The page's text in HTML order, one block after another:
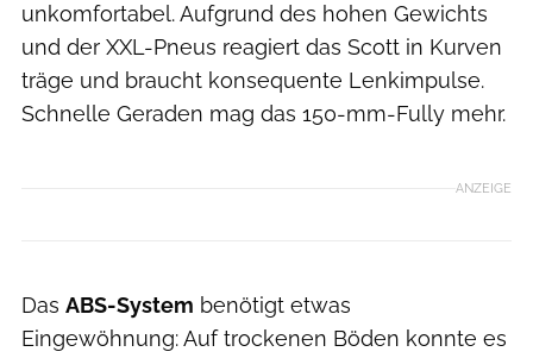
unkomfortabel. Aufgrund des hohen Gewichts
und der XXL-Pneus reagiert das Scott in Kurven
träge und braucht konsequente Lenkimpulse.
Schnelle Geraden mag das 150-mm-Fully mehr.
ANZEIGE
Das ABS-System benötigt etwas
Eingewöhnung: Auf trockenen Böden konnte es